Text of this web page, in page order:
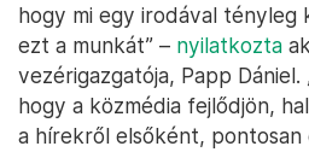
hogy mi egy irodával tényleg
ezt a munkát” – nyilatkozta
vezérigazgatója, Papp
hogy a közmédia fejlődjön,
a hírekről elsőként, pontosan